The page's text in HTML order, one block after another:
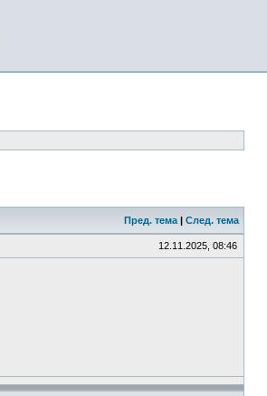
Пред. тема | След. тема
12.11.2025, 08:46